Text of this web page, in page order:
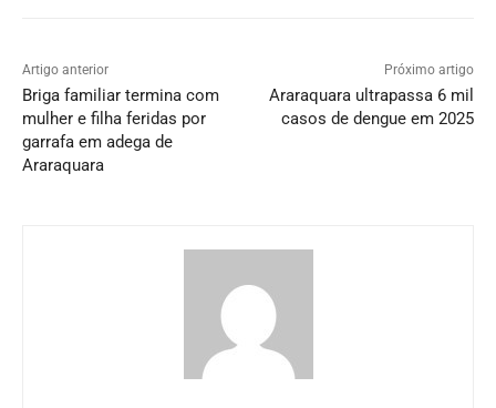
Artigo anterior
Briga familiar termina com
mulher e filha feridas por
garrafa em adega de
Araraquara
Próximo artigo
Araraquara ultrapassa 6 mil
casos de dengue em 2025